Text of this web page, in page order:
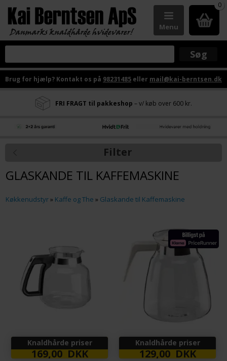
0
Menu
Brug for hjælp? Kontakt os på 98231485 eller mail@kai-berntsen.dk
FRI FRAGT til pakkeshop – v/ køb over 600 kr.
Filter
GLASKANDE TIL KAFFEMASKINE
Køkkenudstyr» Kaffe og The » Glaskande til Kaffemaskine
Knaldhårde priser
169,00 DKK
Knaldhårde priser
129,00 DKK